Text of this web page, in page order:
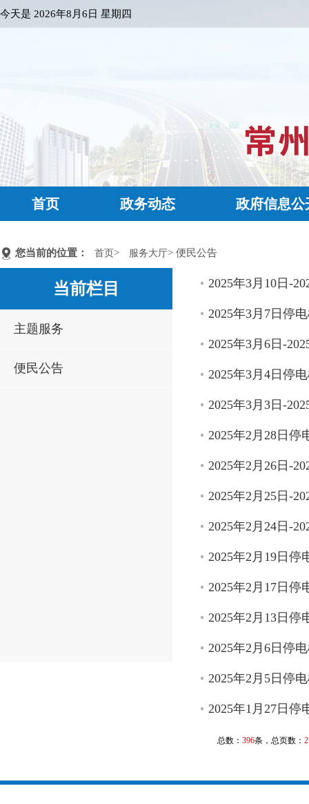
今天是 2026年8月6日 星期四
首页 政务动态 政府信息公
您当前的位置： 首页> 服务大厅> 便民公告
当前栏目
主题服务
便民公告
2025年3月10日-
2025年3月7日停
2025年3月6日-
2025年3月4日停
2025年3月3日-
2025年2月28日停
2025年2月26日-
2025年2月25日-
2025年2月24日-
2025年2月19日停
2025年2月17日停
2025年2月13日停
2025年2月6日停
2025年2月5日停
2025年1月27日停
总数： 396条，总页数：